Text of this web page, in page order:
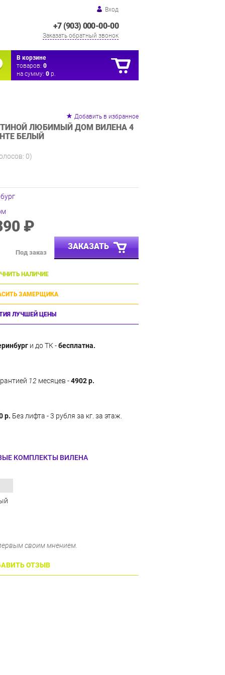
Вход
+7 (903) 000-00-00
Заказать обратный звонок
В корзине
товаров: 0
на сумму: 0 р.
Добавить в избранное
ЛЮБИМЫЙ ДОМ ВИЛЕНА 4
БЕЛЫЙ
0)
₽
Под заказ
ЗАКАЗАТЬ
НАЛИЧИЕ
ЗАМЕРЩИКА
ЛУЧШЕЙ ЦЕНЫ
и до ТК -бесплатна.
12 месяцев -4902 р.
р. Без лифта - 3 рубля за кг. за этаж.
КОМПЛЕКТЫ ВИЛЕНА
своим мнением.
ОТЗЫВ